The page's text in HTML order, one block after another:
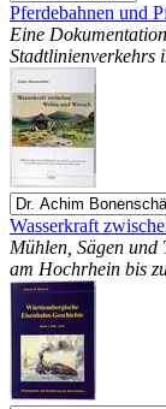
Pferdebahnen und
Eine
Stadtlinienverkehrs
Wasserkraft
Mühlen, Sägen
am Hochrhein bis